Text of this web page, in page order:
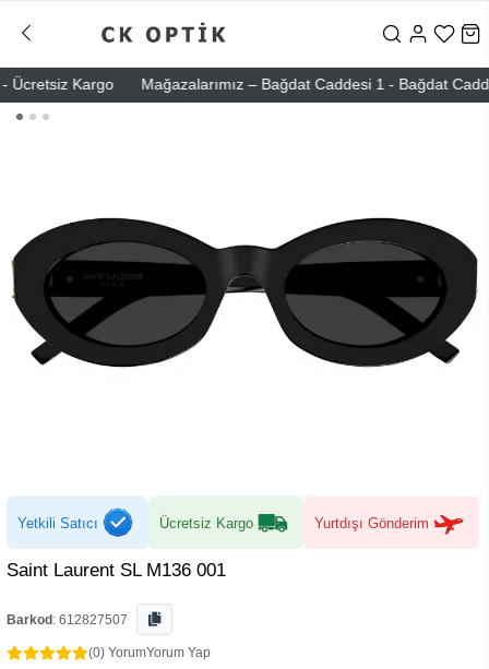
Kargo Mağazalarımız – Bağdat Caddesi 1 - Bağdat
Yetkili Satıcı Ücretsiz Kargo Yurtdışı Gönderim
Saint Laurent SL M136 001
Barkod : 612827507
(0) YorumYorum Yap